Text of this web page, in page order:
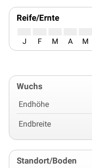
Reife/Ernte
J F M A M
Wuchs
Endhöhe
Endbreite
Standort/Boden